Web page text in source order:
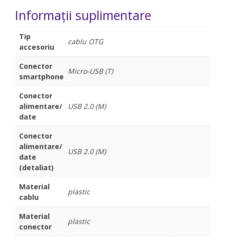
Informații suplimentare
Tip
accesoriu
cablu OTG
Conector
smartphone
Micro-USB (T)
Conector
alimentare/
date
USB 2.0 (M)
Conector
alimentare/
date
(detaliat)
USB 2.0 (M)
Material
cablu
plastic
Material
conector
plastic